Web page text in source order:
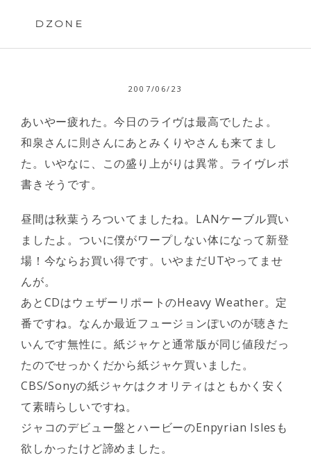
DZONE
2007/06/23
あいやー疲れた。今日のライヴは最高でしたよ。
和泉さんに則さんにあとみくりやさんも来てまし
た。いやなに、この盛り上がりは異常。ライヴレポ
書きそうです。
昼間は秋葉うろついてましたね。LANケーブル買い
ましたよ。ついに僕がワープしない体になって新登
場！今ならお買い得です。いやまだUTやってませ
んが。
あとCDはウェザーリポートのHeavy Weather。定
番ですね。なんか最近フュージョンぽいのが聴きた
いんです無性に。紙ジャケと通常版が同じ値段だっ
たのでせっかくだから紙ジャケ買いました。
CBS/Sonyの紙ジャケはクオリティはともかく安く
て素晴らしいですね。
ジャコのデビュー盤とハービーのEnpyrian Islesも
欲しかったけど諦めました。